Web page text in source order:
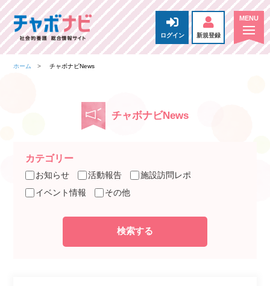
ログイン 新規登録
ホーム チャボナビNews
チャボナビNews
カテゴリー
お知らせ 活動報告
施設訪問レポ
イベント情報
その他
検索する